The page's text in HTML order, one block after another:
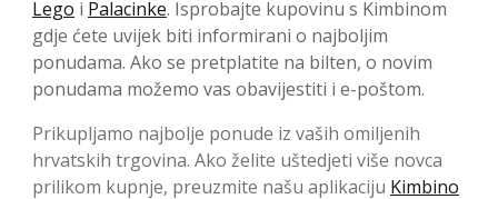
Lego i Palacinke. Isprobajte kupovinu s Kimbinom
gdje ćete uvijek biti informirani o najboljim
ponudama. Ako se pretplatite na bilten, o novim
ponudama možemo vas obavijestiti i e-poštom.
Prikupljamo najbolje ponude iz vaših omiljenih
hrvatskih trgovina. Ako želite uštedjeti više novca
prilikom kupnje, preuzmite našu aplikaciju Kimbino